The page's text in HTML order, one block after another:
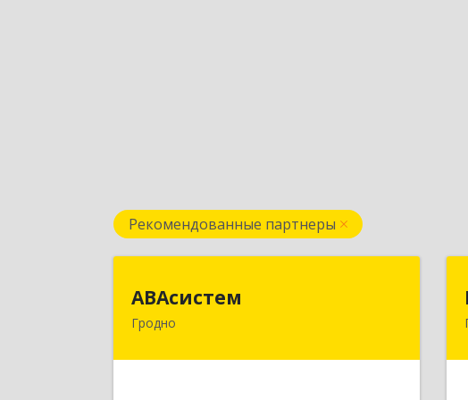
Рекомендованные партнеры
АВАсистем
Гродно